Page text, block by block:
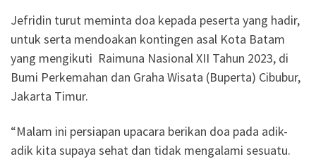
Jefridin turut meminta doa kepada peserta yang hadir,
untuk serta mendoakan kontingen asal Kota Batam
yang mengikuti Raimuna Nasional XII Tahun 2023, di
Bumi Perkemahan dan Graha Wisata (Buperta) Cibubur,
Jakarta Timur.
“Malam ini persiapan upacara berikan doa pada adik-
adik kita supaya sehat dan tidak mengalami sesuatu.